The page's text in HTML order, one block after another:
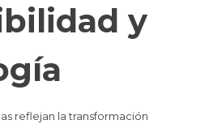
y
reflejan la transformación